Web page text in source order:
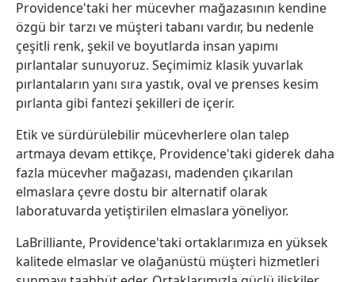
Providence'taki her mücevher mağazasının kendine
özgü bir tarzı ve müşteri tabanı vardır, bu nedenle
çeşitli renk, şekil ve boyutlarda insan yapımı
pırlantalar sunuyoruz. Seçimimiz klasik yuvarlak
pırlantaların yanı sıra yastık, oval ve prenses kesim
pırlanta gibi fantezi şekilleri de içerir.
Etik ve sürdürülebilir mücevherlere olan talep
artmaya devam ettikçe, Providence'taki giderek daha
fazla mücevher mağazası, madenden çıkarılan
elmaslara çevre dostu bir alternatif olarak
laboratuvarda yetiştirilen elmaslara yöneliyor.
LaBrilliante, Providence'taki ortaklarımıza en yüksek
kalitede elmaslar ve olağanüstü müşteri hizmetleri